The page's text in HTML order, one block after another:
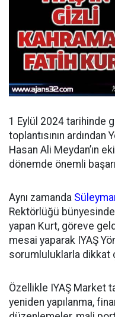
1 Eylül 2024 tarihinde
toplantısının ardından
Hasan Ali Meydan’ın
dönemde önemli
Aynı zamanda
Rektörlüğü
yapan Kurt, göreve
mesai yaparak IYAŞ
sorumluluklarla dikkat
Özellikle IYAŞ Market
yeniden yapılanma,